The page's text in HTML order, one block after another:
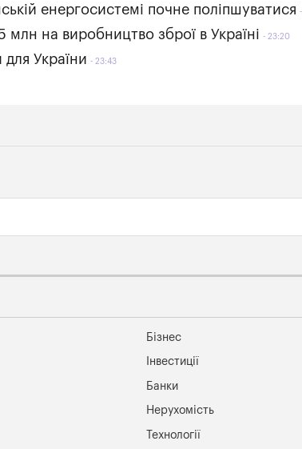
енергосистемі почне поліпшуватися
млн на виробництво зброї в Україні 23:20
України 23:43
Бізнес
Інвестиції
Банки
Нерухомість
Технології